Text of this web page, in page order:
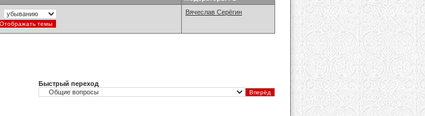
Вячеслав Серёгин
Быстрый переход